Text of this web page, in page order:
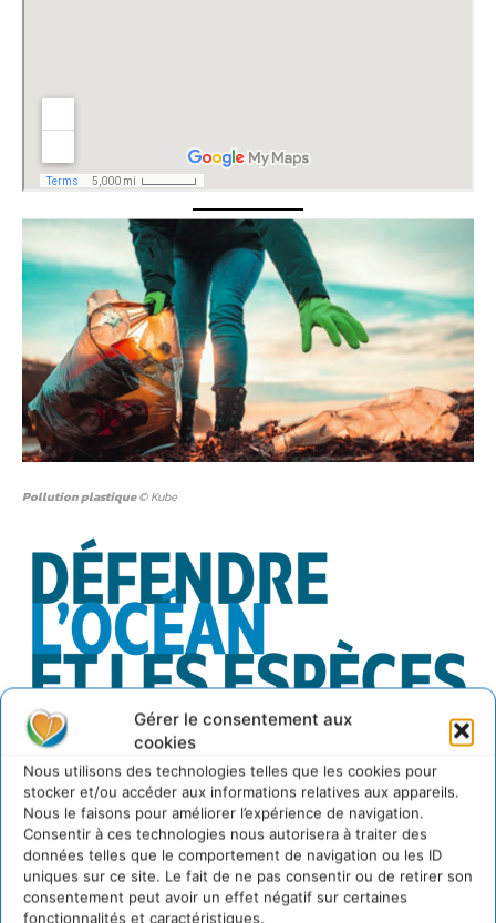
Gérer le consentement aux
cookies
Nous utilisons des technologies telles que les cookies pour
stocker et/ou accéder aux informations relatives aux appareils.
Nous le faisons pour améliorer l’expérience de navigation.
Consentir à ces technologies nous autorisera à traiter des
données telles que le comportement de navigation ou les ID
uniques sur ce site. Le fait de ne pas consentir ou de retirer son
consentement peut avoir un effet négatif sur certaines
fonctionnalités et caractéristiques.
Pollution plastique© Kube
Promouvoir des pratiques de pêche
compatibles avec la préservation des
océans
Garantir une transition énergétique
respectueusedes écosystèmes marins